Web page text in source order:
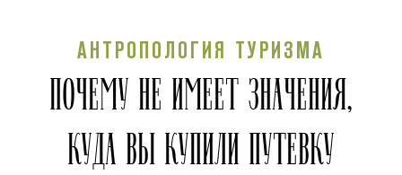
АНТРОПОЛОГИЯ ТУРИЗМА
ПОЧЕМУ НЕ ИМЕЕТ ЗНАЧЕНИЯ,
КУДА ВЫ КУПИЛИ ПУТЕВКУ